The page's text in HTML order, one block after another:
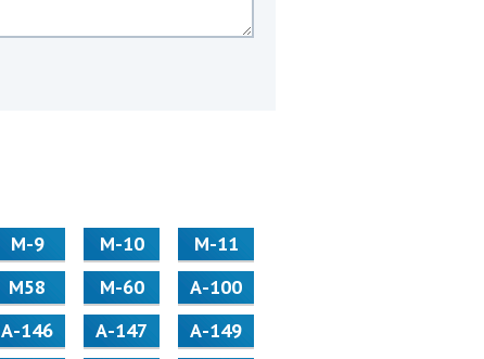
М-9 М-10
М-11
М58 M-60
А-100
А-146 А-147
А-149